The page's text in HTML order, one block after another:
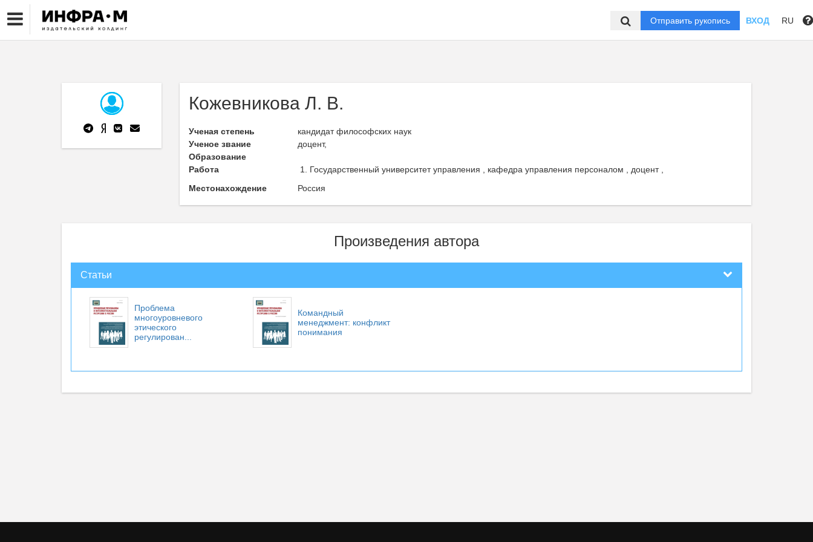
Отправить рукопись ВХОД RU
Кожевникова Л. В.
Ученая степень
кандидат философских наук
Ученое звание
доцент,
Образование
Работа
Государственный университет управления , кафедра управления персоналом , доцент ,
Местонахождение
Россия
Произведения автора
Статьи
Проблема
многоуровневого
этического
регулирован...
Командный
менеджмент: конфликт
понимания